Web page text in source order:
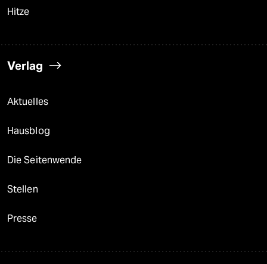
Hitze
Verlag
Aktuelles
Hausblog
Die Seitenwende
Stellen
Presse